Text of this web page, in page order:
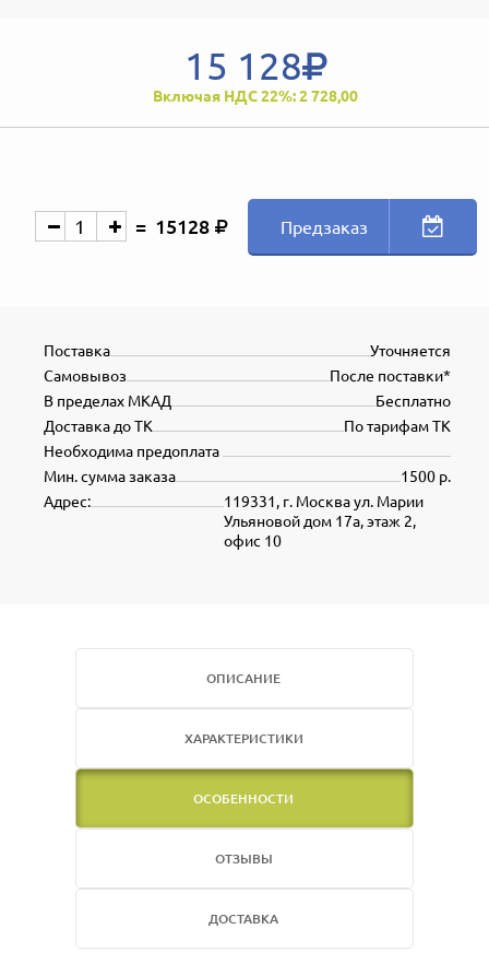
15 128
Включая НДС 22%: 2 728,00
15128 Предзаказ
Уточняется
Поставка
После поставки*
Самовывоз
Бесплатно
В пределах МКАД
По тарифам ТК
Доставка до ТК
Необходима предоплата
1500 р.
Мин. сумма заказа
119331, г. Москва ул. Марии
Ульяновой дом 17а, этаж 2,
офис 10
Адрес:
ОПИСАНИЕ
ХАРАКТЕРИСТИКИ
ОСОБЕННОСТИ
ОТЗЫВЫ
ДОСТАВКА